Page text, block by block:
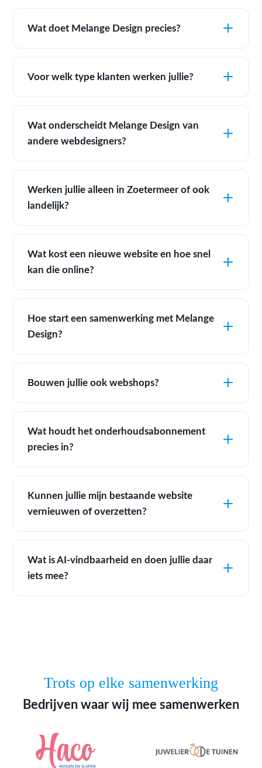
Wat doet Melange Design precies?
Voor welk type klanten werken jullie?
Wat onderscheidt Melange Design van
andere webdesigners?
Werken jullie alleen in Zoetermeer of ook
landelijk?
Wat kost een nieuwe website en hoe snel
kan die online?
Hoe start een samenwerking met Melange
Design?
Bouwen jullie ook webshops?
Wat houdt het onderhoudsabonnement
precies in?
Kunnen jullie mijn bestaande website
vernieuwen of overzetten?
Wat is AI-vindbaarheid en doen jullie daar
iets mee?
Trots op elke samenwerking
Bedrijven waar wij mee samenwerken